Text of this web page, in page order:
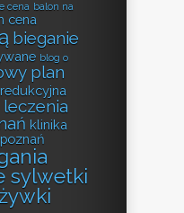
cena balon na
cena
bieganie
blog o
plan
klinika
sylwetki